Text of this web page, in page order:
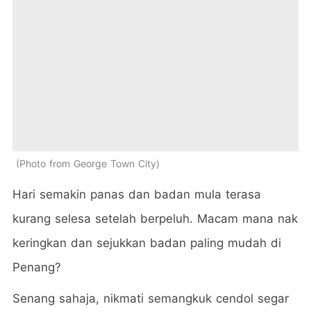
Photo from George Town City
Hari semakin panas dan badan mula terasa
kurang selesa setelah berpeluh. Macam mana nak
keringkan dan sejukkan badan paling mudah di
Penang?
Senang sahaja, nikmati semangkuk cendol segar